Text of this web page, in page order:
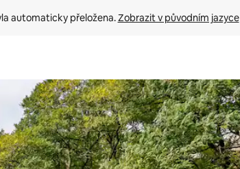
automaticky přeložena. Zobrazit v původním jazyce